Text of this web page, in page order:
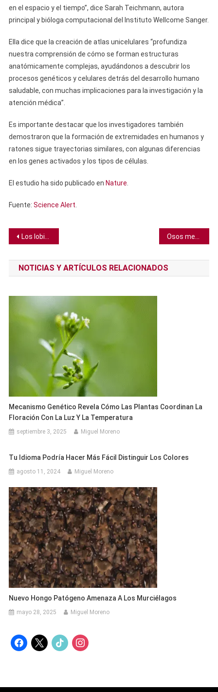
en el espacio y el tiempo”, dice Sarah Teichmann, autora
principal y bióloga computacional del Instituto Wellcome Sanger.
Ella dice que la creación de atlas unicelulares “profundiza
nuestra comprensión de cómo se forman estructuras
anatómicamente complejas, ayudándonos a descubrir los
procesos genéticos y celulares detrás del desarrollo humano
saludable, con muchas implicaciones para la investigación y la
atención médica”.
Es importante destacar que los investigadores también
demostraron que la formación de extremidades en humanos y
ratones sigue trayectorias similares, con algunas diferencias
en los genes activados y los tipos de células.
El estudio ha sido publicado en Nature
Fuente: Science Alert
Navegación
de
entradas
Los lobistas de combustibles fósiles alcanzan números récord en conferencia del cambio climático
NOTICIAS Y ARTÍCULOS RELACIONADOS
Mecanismo Genético Revela Cómo Las Plantas Coordinan La
Floración Con La Luz Y La Temperatura
septiembre 3, 2025 Miguel Moreno
Tu Idioma Podría Hacer Más Fácil Distinguir Los Colores
agosto 11, 2024 Miguel Moreno
Nuevo Hongo Patógeno Amenaza A Los Murciélagos
mayo 28, 2025 Miguel Moreno
facebook
x tiktok instagram